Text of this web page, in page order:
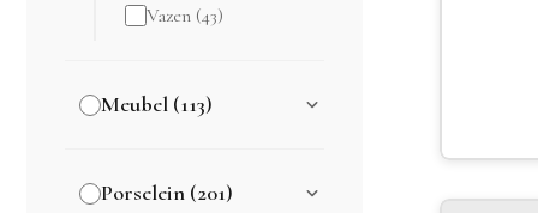
Vazen (43)
Meubel (113)
Porselein (201)